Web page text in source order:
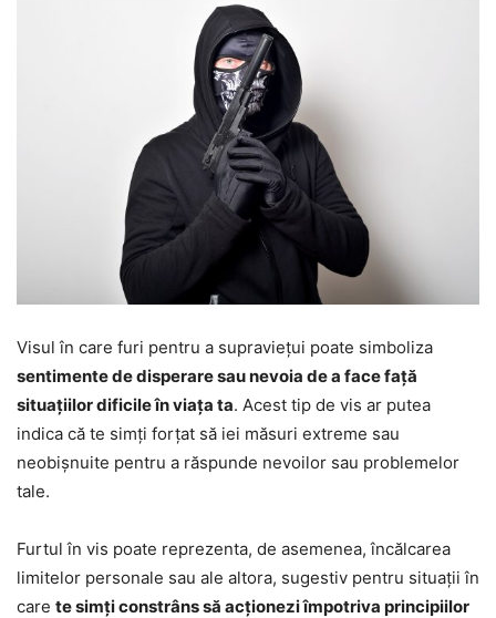
Visul în care furi pentru a supraviețui poate simboliza
sentimente de disperare sau nevoia de a face față
situațiilor dificile în viața ta. Acest tip de vis ar putea
indica că te simți forțat să iei măsuri extreme sau
neobișnuite pentru a răspunde nevoilor sau problemelor
tale.
Furtul în vis poate reprezenta, de asemenea, încălcarea
limitelor personale sau ale altora, sugestiv pentru situații în
care te simți constrâns să acționezi împotriva principiilor